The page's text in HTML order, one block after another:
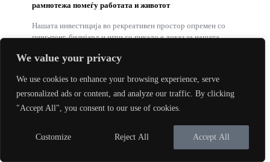
We value your privacy
We use cookies to enhance your browsing experience, serve
personalized ads or content, and analyze our traffic. By clicking
"Accept All", you consent to our use of cookies.
Customize Reject All Accept All
рамнотежа помеѓу работата и животот
Нашата инвестиција во рекреативен простор опремен со
пинг-понг, билијард и игри со пикадо е доказ за нашата
рамнотежата помеѓу работата